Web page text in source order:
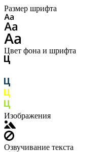
Размер шрифта
Цвет фона и шрифта
Изображения
Озвучивание текста